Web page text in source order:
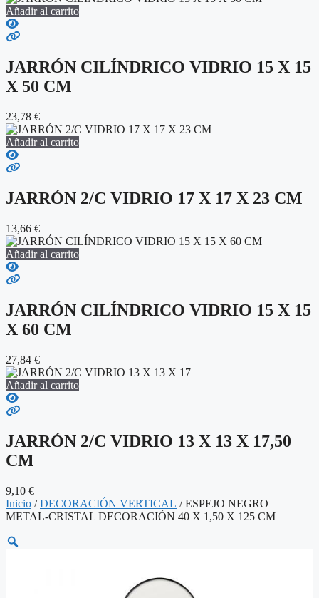
Añadir al carrito
JARRÓN CILÍNDRICO VIDRIO 15 X 15
X 50 CM
23,78 €
Añadir al carrito
JARRÓN 2/C VIDRIO 17 X 17 X 23 CM
13,66 €
Añadir al carrito
JARRÓN CILÍNDRICO VIDRIO 15 X 15
X 60 CM
27,84 €
Añadir al carrito
JARRÓN 2/C VIDRIO 13 X 13 X 17,50
CM
9,10 €
Inicio /DECORACIÓN VERTICAL / ESPEJO NEGRO
METAL-CRISTAL DECORACIÓN 40 X 1,50 X 125 CM